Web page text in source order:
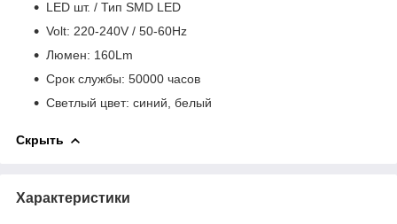
LED шт. / Тип SMD LED
Volt: 220-240V / 50-60Hz
Люмен: 160Lm
Срок службы: 50000 часов
Светлый цвет: синий, белый
Скрыть
Характеристики